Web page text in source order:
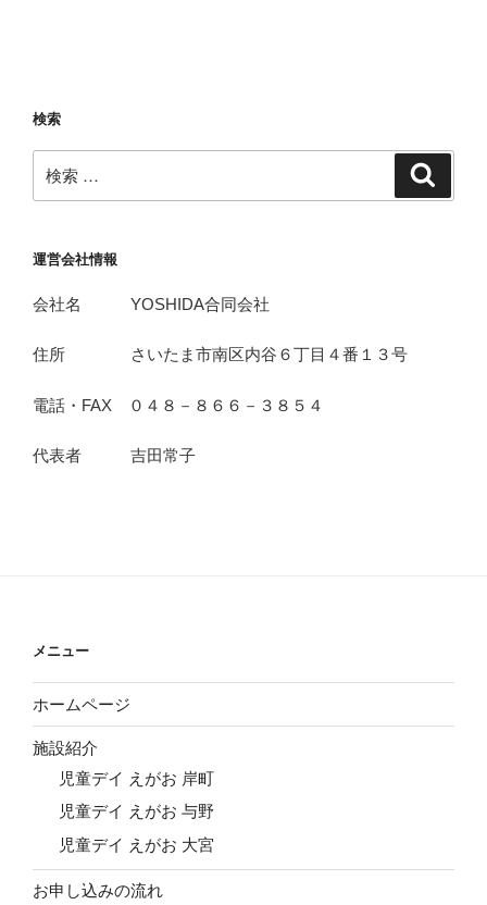
検索
索:
運営会社情報
会社名 YOSHIDA合同会社
住所 さいたま市南区内谷６丁目４番１３号
電話・FAX ０４８－８６６－３８５４
代表者 吉田常子
メニュー
ホームページ
施設紹介
児童デイ えがお 岸町
児童デイ えがお 与野
児童デイ えがお 大宮
お申し込みの流れ